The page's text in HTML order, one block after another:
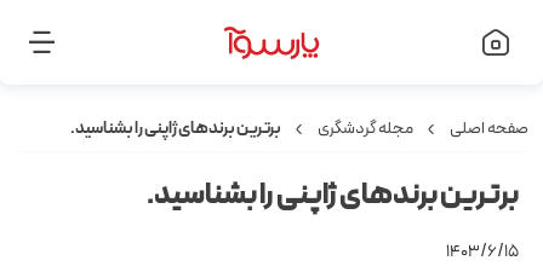
صفحه اصلی مجله گردشگری برترین برندهای ژاپنی را بشناسید.
برترین برندهای ژاپنی را بشناسید.
۱۴۰۳/۶/۱۵